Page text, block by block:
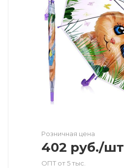
Розничная цена
402 руб./шт
ОПТ от 5 тыс.